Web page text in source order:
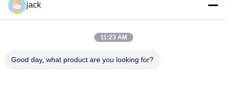
jack
11:23 AM
Good day, what product are you looking for?